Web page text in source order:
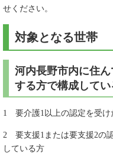
せください。
対象となる世帯
河内長野市内に住
する方で構成して
1 要介護1以上の認定を受け
2 要支援1または要支援2の
している方